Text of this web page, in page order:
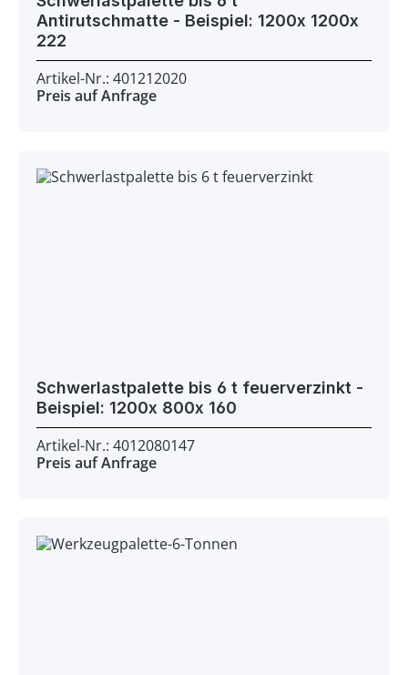
Antirutschmatte - Beispiel: 1200x 1200x
222
Artikel-Nr.: 401212020
Preis auf Anfrage
Schwerlastpalette bis 6 t feuerverzinkt -
Beispiel: 1200x 800x 160
Artikel-Nr.: 4012080147
Preis auf Anfrage